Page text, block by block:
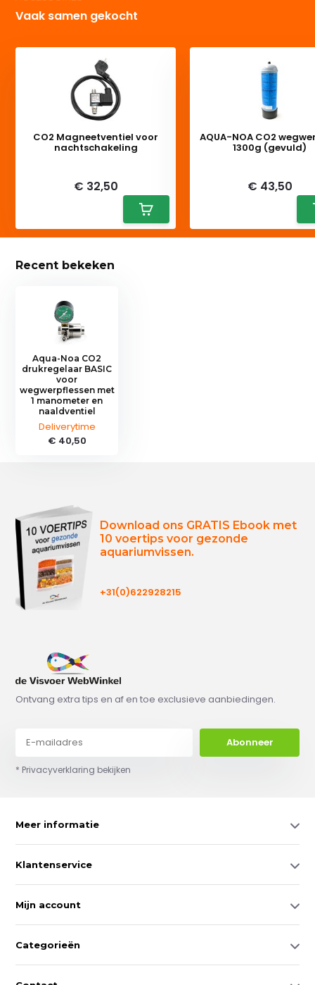
Vaak samen gekocht
CO2 Magneetventiel voor
nachtschakeling
€ 32,50
AQUA-NOA CO2
1300g (gevuld)
€ 43,50
Recent bekeken
Aqua-Noa CO2
drukregelaar BASIC
voor
wegwerpflessen met
1 manometer en
naaldventiel
Deliverytime
€ 40,50
Download ons GRATIS Ebook met
10 voertips voor gezonde
aquariumvissen.
+31(0)622928215
Ontvang extra tips en af en toe exclusieve aanbiedingen.
Abonneer
* Privacyverklaring bekijken
Meer informatie
Klantenservice
Mijn account
Categorieën